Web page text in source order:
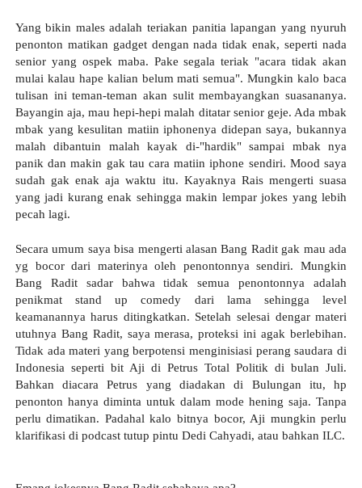
Yang bikin males adalah teriakan panitia lapangan yang nyuruh
penonton matikan gadget dengan nada tidak enak, seperti nada
senior yang ospek maba. Pake segala teriak "acara tidak akan
mulai kalau hape kalian belum mati semua". Mungkin kalo baca
tulisan ini teman-teman akan sulit membayangkan suasananya.
Bayangin aja, mau hepi-hepi malah ditatar senior geje. Ada mbak
mbak yang kesulitan matiin iphonenya didepan saya, bukannya
malah dibantuin malah kayak di-"hardik" sampai mbak nya
panik dan makin gak tau cara matiin iphone sendiri. Mood saya
sudah gak enak aja waktu itu. Kayaknya Rais mengerti suasa
yang jadi kurang enak sehingga makin lempar jokes yang lebih
pecah lagi.
Secara umum saya bisa mengerti alasan Bang Radit gak mau ada
yg bocor dari materinya oleh penontonnya sendiri. Mungkin
Bang Radit sadar bahwa tidak semua penontonnya adalah
penikmat stand up comedy dari lama sehingga level
keamanannya harus ditingkatkan. Setelah selesai dengar materi
utuhnya Bang Radit, saya merasa, proteksi ini agak berlebihan.
Tidak ada materi yang berpotensi menginisiasi perang saudara di
Indonesia seperti bit Aji di Petrus Total Politik di bulan Juli.
Bahkan diacara Petrus yang diadakan di Bulungan itu, hp
penonton hanya diminta untuk dalam mode hening saja. Tanpa
perlu dimatikan. Padahal kalo bitnya bocor, Aji mungkin perlu
klarifikasi di podcast tutup pintu Dedi Cahyadi, atau bahkan ILC.